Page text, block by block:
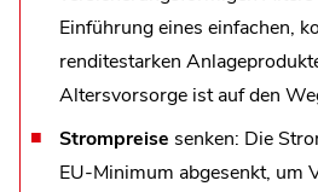
Einführung eines einfachen,
renditestarken
Altersvorsorge ist auf den
Strompreise senken: Die
EU-Minimum abgesenkt, um